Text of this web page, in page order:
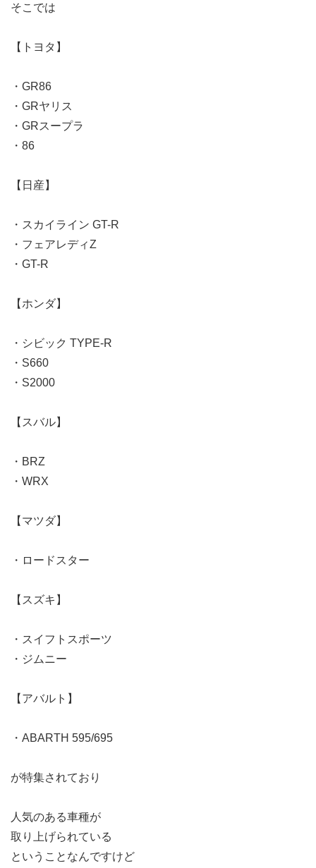
そこでは
【トヨタ】
・GR86
・GRヤリス
・GRスープラ
・86
【日産】
・スカイライン GT-R
・フェアレディZ
・GT-R
【ホンダ】
・シビック TYPE-R
・S660
・S2000
【スバル】
・BRZ
・WRX
【マツダ】
・ロードスター
【スズキ】
・スイフトスポーツ
・ジムニー
【アバルト】
・ABARTH 595/695
が特集されており
人気のある車種が
取り上げられている
ということなんですけど